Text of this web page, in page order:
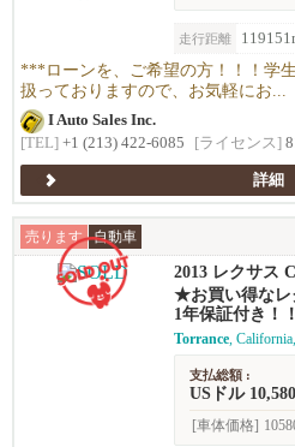
走行距離
***ローンを、ご希望の方！！！学
扱っておりますので、お気軽にお...
I Auto Sales Inc.
[TEL] +1 (213) 422-6085 [ライセンス]
詳細
売ります 自動車
2013 レクサス
★お買い得なレ
1年保証付き！
Torrance,
支払総額 :
USドル
[車体価格]